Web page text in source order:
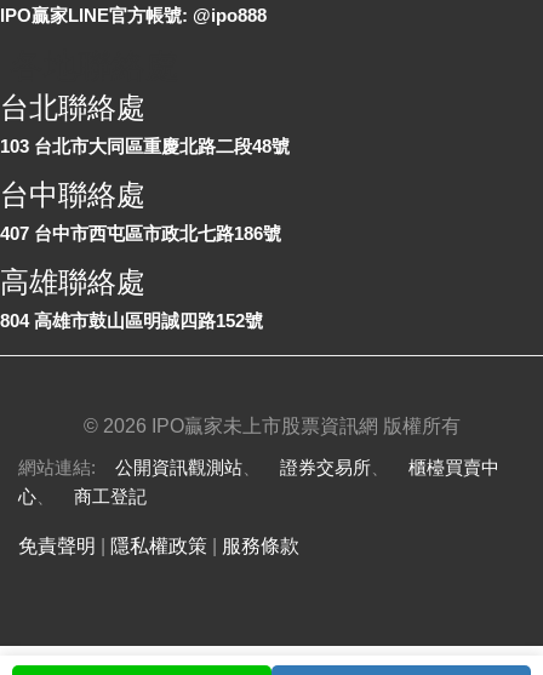
IPO贏家LINE官方帳號: @ipo888
台北聯絡處
103 台北市大同區重慶北路二段48號
台中聯絡處
407 台中市西屯區市政北七路186號
高雄聯絡處
804 高雄市鼓山區明誠四路152號
© 2026 IPO贏家未上市股票資訊網 版權所有
網站連結: 公開資訊觀測站 證券交易所
櫃檯買賣中
心
商工登記
免責聲明 隱私權政策 服務條款